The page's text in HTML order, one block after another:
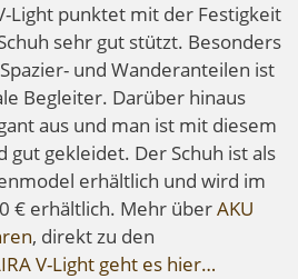
Light punktet mit der Festigkeit
sehr gut stützt. Besonders
und Wanderanteilen ist
Begleiter. Darüber hinaus
aus und man ist mit diesem
gut gekleidet. Der Schuh ist als
erhältlich und wird im
€ erhältlich. Mehr überAKU
, direkt zu den
V-Light geht es hier…